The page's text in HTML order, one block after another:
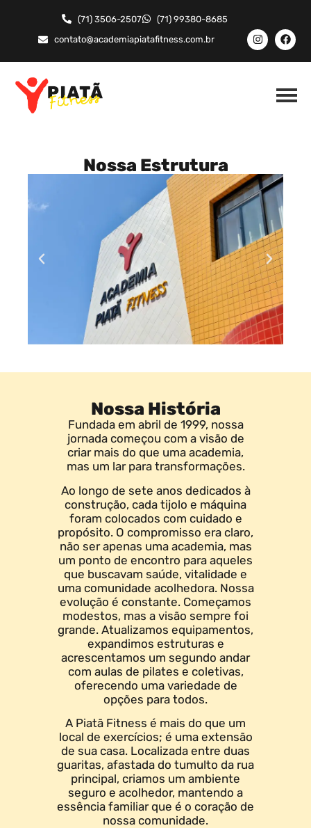
(71) 3506-2507
(71) 99380-8685
contato@academiapiatafitness.com.br
Nossa Estrutura
Nossa História
Fundada em abril de 1999, nossa
jornada começou com a visão de
criar mais do que uma academia,
mas um lar para transformações.
Ao longo de sete anos dedicados à
construção, cada tijolo e máquina
foram colocados com cuidado e
propósito. O compromisso era claro,
não ser apenas uma academia, mas
um ponto de encontro para aqueles
que buscavam saúde, vitalidade e
uma comunidade acolhedora. Nossa
evolução é constante. Começamos
modestos, mas a visão sempre foi
grande. Atualizamos equipamentos,
expandimos estruturas e
acrescentamos um segundo andar
com aulas de pilates e coletivas,
oferecendo uma variedade de
opções para todos.
A Piatã Fitness é mais do que um
local de exercícios; é uma extensão
de sua casa. Localizada entre duas
guaritas, afastada do tumulto da rua
principal, criamos um ambiente
seguro e acolhedor, mantendo a
essência familiar que é o coração de
nossa comunidade.